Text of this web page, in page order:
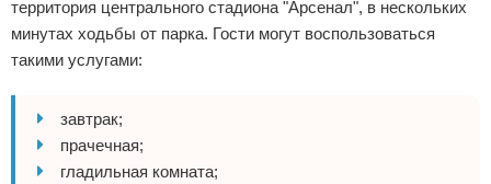
территория центрального стадиона "Арсенал", в нескольких
минутах ходьбы от парка. Гости могут воспользоваться
такими услугами:
завтрак;
прачечная;
гладильная комната;